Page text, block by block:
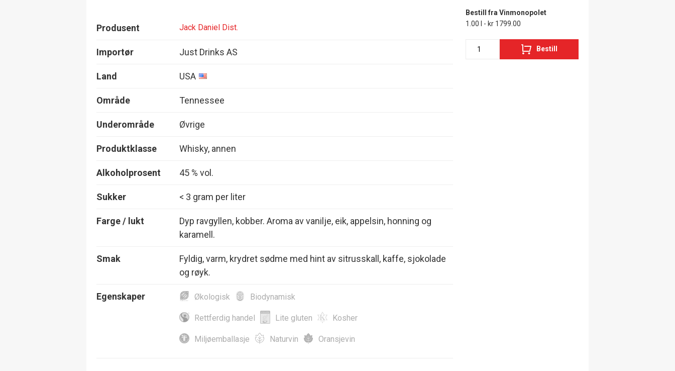
Produsent Jack Daniel Dist.
Importør Just Drinks AS
Land USA
Område Tennessee
Underområde Øvrige
Produktklasse Whisky, annen
Alkoholprosent 45 % vol.
Sukker < 3 gram per liter
Farge / lukt
Dyp ravgyllen, kobber. Aroma av vanilje, eik, appelsin, honning og
karamell.
Smak
Fyldig, varm, krydret sødme med hint av sitrusskall, kaffe, sjokolade
og røyk.
Egenskaper Økologisk Biodynamisk
Rettferdig handel Lite gluten Kosher
Miljøemballasje Naturvin Oransjevin
Bestill fra Vinmonopolet
1.00 l - kr 1799.00
Bestill